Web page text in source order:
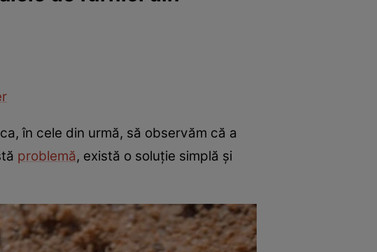
în cele din urmă, să observăm că a
problemă, există o soluție simplă și